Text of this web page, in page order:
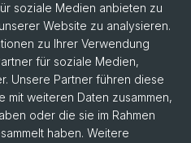
Archäologie
soziale Medien anbieten zu
Website zu analysieren.
zu Ihrer Verwendung
für soziale Medien,
Unsere Partner führen diese
mit weiteren Daten zusammen,
oder die sie im Rahmen
haben. Weitere